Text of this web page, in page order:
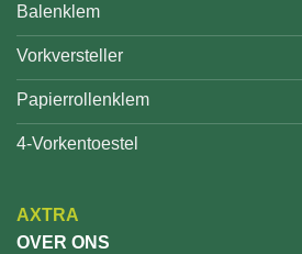
Balenklem
Vorkversteller
Papierrollenklem
4-Vorkentoestel
AXTRA
OVER ONS